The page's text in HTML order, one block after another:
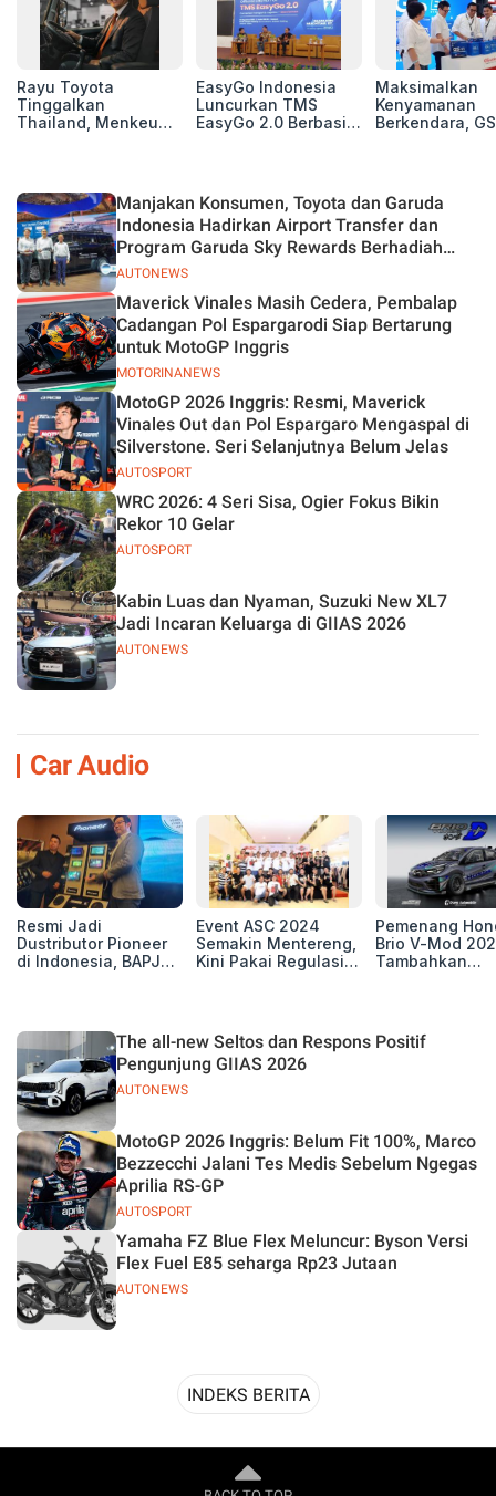
Rayu Toyota
Tinggalkan
Thailand, Menkeu
Basis Produksi
ASEAN
EasyGo Indonesia
Luncurkan TMS
EasyGo 2.0 Berbasis
Maksimalkan
Kenyamanan
Berkendara,
2026
AUTONEWS
Manjakan Konsumen, Toyota dan Garuda
Indonesia Hadirkan Airport Transfer dan
Program Garuda Sky Rewards Berhadiah
Hybrid EV
MOTORINANEWS
Maverick Vinales Masih Cedera, Pembalap
Cadangan Pol Espargarodi Siap Bertarung
untuk MotoGP Inggris
AUTOSPORT
MotoGP 2026 Inggris: Resmi, Maverick
Vinales Out dan Pol Espargaro Mengaspal di
Silverstone. Seri Selanjutnya Belum Jelas
AUTOSPORT
WRC 2026: 4 Seri Sisa, Ogier Fokus Bikin
Rekor 10 Gelar
AUTONEWS
Kabin Luas dan Nyaman, Suzuki New XL7
Jadi Incaran Keluarga di GIIAS 2026
Car Audio
Resmi Jadi
Dustributor Pioneer
di Indonesia, BAPJ
Event ASC 2024
Semakin Mentereng,
Kini Pakai Regulasi
Pemenang
Brio V-Mod
Tambahkan
AUTONEWS
The all-new Seltos dan Respons Positif
Pengunjung GIIAS 2026
AUTOSPORT
MotoGP 2026 Inggris: Belum Fit 100%, Marco
Bezzecchi Jalani Tes Medis Sebelum Ngegas
Aprilia RS-GP
AUTONEWS
Yamaha FZ Blue Flex Meluncur: Byson Versi
Flex Fuel E85 seharga Rp23 Jutaan
INDEKS BERITA